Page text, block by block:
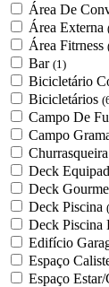
Área De
Área Externa
Área Fitrness
Bar (1)
Bicicletário
Bicicletários
Campo De
Campo
Churrasqueira
Deck
Deck
Deck Piscina
Deck Piscina
Edifício
Espaço
Espaço